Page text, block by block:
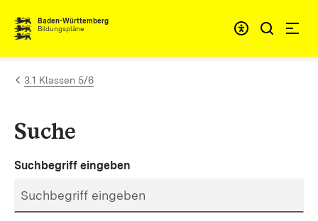
Zum Inhalt springen
Baden-Württemberg
Bildungspläne
3.1 Klassen 5/6
Suche
Suchbegriff eingeben